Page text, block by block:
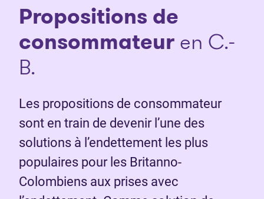
Propositions de
consommateuren C.-
B.
Les propositions de consommateur
sont en train de devenir l’une des
solutions à l’endettement les plus
populaires pour les Britanno-
Colombiens aux prises avec